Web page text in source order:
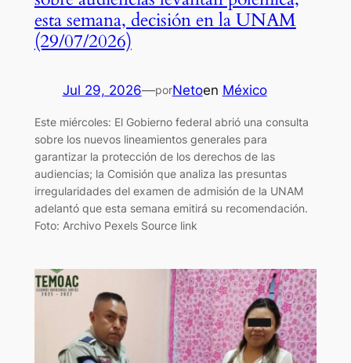
esta semana, decisión en la UNAM
(29/07/2026)
Jul 29, 2026—porNetoen México
Este miércoles: El Gobierno federal abrió una consulta
sobre los nuevos lineamientos generales para
garantizar la protección de los derechos de las
audiencias; la Comisión que analiza las presuntas
irregularidades del examen de admisión de la UNAM
adelantó que esta semana emitirá su recomendación.
Foto: Archivo Pexels Source link